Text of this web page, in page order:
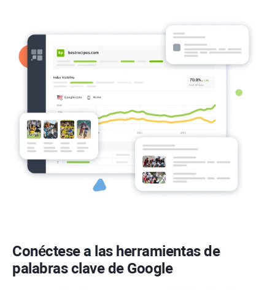
Conéctese a las herramientas de
palabras clave de Google